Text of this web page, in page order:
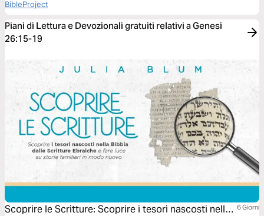
BibleProject
Piani di Lettura e Devozionali gratuiti relativi a Genesi
26:15-19
Scoprire le Scritture: Scoprire i tesori nascosti nella
6 Giorni